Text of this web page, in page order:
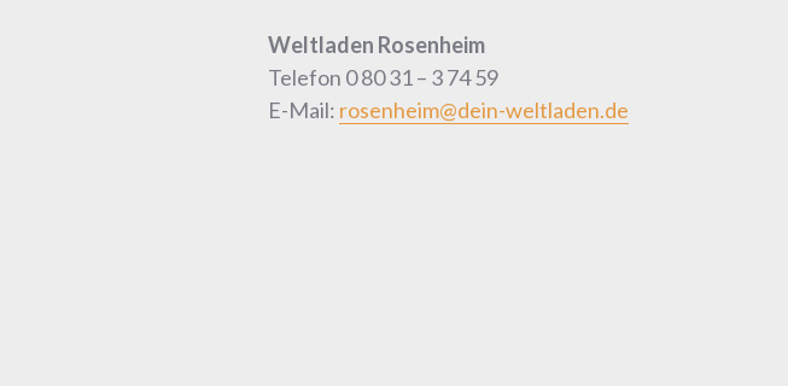
Weltladen Rosenheim
Telefon 0 80 31 – 3 74 59
E-Mail: rosenheim@dein-weltladen.de